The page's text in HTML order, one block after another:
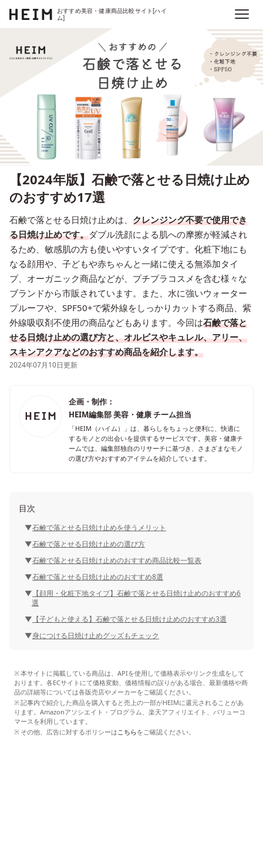
おすすめ美容・健康商品比較サイト[ハイ
ム]
【2024年版】石鹸で落とせる日焼け止め
のおすすめ17選
石鹸で落とせる日焼け止めは、 クレンジング不要で使用でき
る日焼け止めです。ダブル洗顔による肌への摩擦が軽減され
るため、敏感肌の方も使いやすいタイプです。化粧下地にも
なる顔用や、子どもや赤ちゃんと一緒に使える無添加タイ
プ、オーガニック商品などが、プチプラコスメを含む様々な
ブランドから市販されています。また、水に強いウォーター
プルーフや、SPF50+で紫外線をしっかりカットする商品、紫
外線吸収剤不使用の商品などもあります。今回は石鹸で落と
せる日焼け止めの選び方と、オルビスやキュレル、アリー、
スキンアクアなどのおすすめ商品を紹介します。
2024年07月10日更新
企画・制作：
HEIM編集部 美容・健康 チーム担当
「HEIM（ハイム）」は、暮らしをちょっと便利に、快適に
するモノとの出会いを提供するサービスです。美容・健康チ
ームでは、編集部独自のリサーチに基づき、さまざまなモノ
の選び方やおすすめアイテムを紹介しています。
目次
石鹸で落とせる日焼け止めを使うメリット
石鹸で落とせる日焼け止めの選び方
石鹸で落とせる日焼け止めのおすすめ商品比較一覧表
石鹸で落とせる日焼け止めのおすすめ8選
【顔用・化粧下地タイプ】石鹸で落とせる日焼け止めのおすすめ6
選
【子どもと使える】石鹸で落とせる日焼け止めのおすすめ3選
身につける日焼け止めグッズもチェック
本サイトに掲載している商品は、APIを使用して価格表示やリンク生成をして
おります。各ECサイトにて価格変動、価格情報の誤りがある場合、最新価格や商
品の詳細等については各販売店やメーカーをご確認ください。
記事内で紹介した商品を購入すると売上の一部がHEIMに還元されることがあ
ります。Amazonアソシエイト・プログラム、楽天アフィリエイト、バリューコ
マースを利用しています。
その他、広告に対するポリシーはこちらをご確認ください。